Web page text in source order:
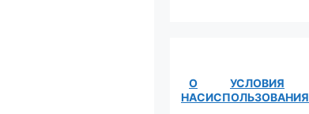
О
НАС
УСЛОВИЯ
ИСПОЛЬЗОВАНИЯ